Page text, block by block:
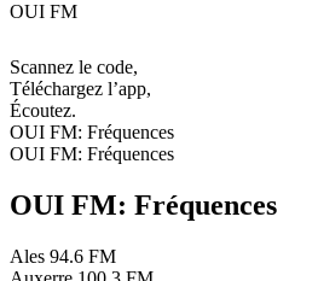
OUI FM
Scannez le code,
Téléchargez l’app,
Écoutez.
OUI FM: Fréquences
OUI FM: Fréquences
OUI FM: Fréquences
Ales 94.6 FM